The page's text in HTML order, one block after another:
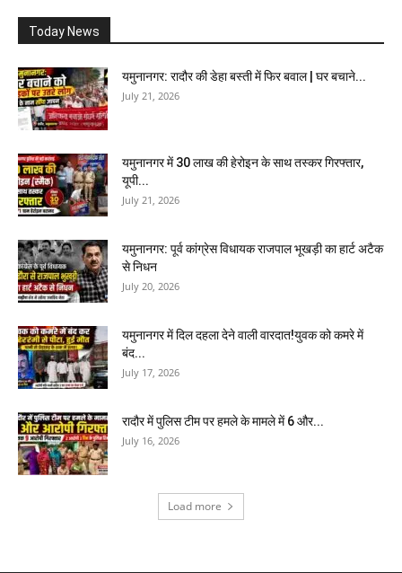
Today News
यमुनानगर: रादौर की डेहा बस्ती में फिर बवाल | घर बचाने...
July 21, 2026
यमुनानगर में 30 लाख की हेरोइन के साथ तस्कर गिरफ्तार,
यूपी...
July 21, 2026
यमुनानगर: पूर्व कांग्रेस विधायक राजपाल भूखड़ी का हार्ट अटैक
से निधन
July 20, 2026
यमुनानगर में दिल दहला देने वाली वारदात!युवक को कमरे में
बंद...
July 17, 2026
रादौर में पुलिस टीम पर हमले के मामले में 6 और...
July 16, 2026
Load more